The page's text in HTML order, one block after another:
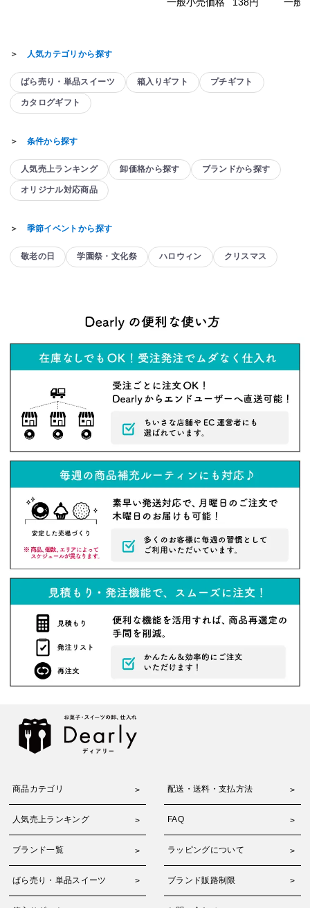
一般小売価格 138円 一般
＞ 人気カテゴリから探す
ばら売り・単品スイーツ 箱入りギフト プチギフト
カタログギフト
＞ 条件から探す
人気売上ランキング 卸価格から探す ブランドから探す
オリジナル対応商品
＞ 季節イベントから探す
敬老の日 学園祭・文化祭 ハロウィン クリスマス
商品カテゴリ 配送・送料・支払方法
人気売上ランキング FAQ
ブランド一覧 ラッピングについて
ばら売り・単品スイーツ ブランド販路制限